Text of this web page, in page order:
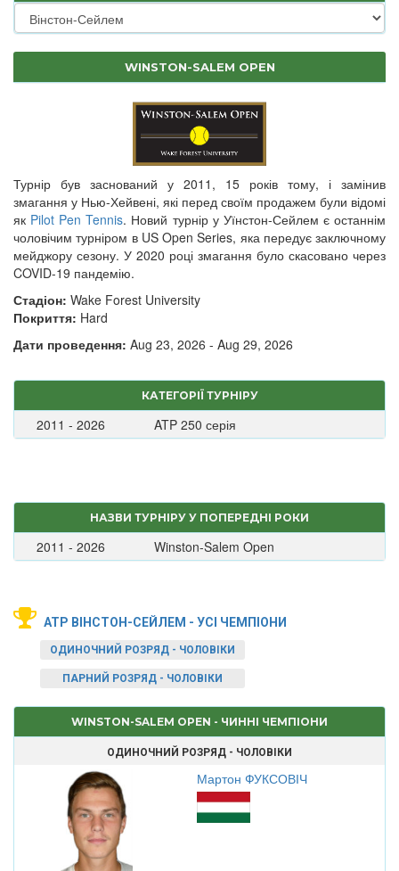
WINSTON-SALEM OPEN
Турнір був заснований у 2011, 15 років тому, і замінив
змагання у Нью-Хейвені, які перед своїм продажем були відомі
як Pilot Pen Tennis. Новий турнір у Уїнстон-Сейлем є останнім
чоловічим турніром в US Open Series, яка передує заключному
мейджору сезону. У 2020 році змагання було скасовано через
COVID-19 пандемію.
Стадіон: Wake Forest University
Покриття: Hard
Дати проведення: Aug 23, 2026 - Aug 29, 2026
КАТЕГОРІЇ ТУРНІРУ
2011 - 2026 ATP 250 серія
НАЗВИ ТУРНІРУ У ПОПЕРЕДНІ РОКИ
2011 - 2026 Winston-Salem Open
ATP ВІНСТОН-СЕЙЛЕМ - УСІ ЧЕМПІОНИ
ОДИНОЧНИЙ РОЗРЯД - ЧОЛОВІКИ
ПАРНИЙ РОЗРЯД - ЧОЛОВІКИ
WINSTON-SALEM OPEN - ЧИННІ ЧЕМПІОНИ
ОДИНОЧНИЙ РОЗРЯД - ЧОЛОВІКИ
Мартон ФУКСОВІЧ